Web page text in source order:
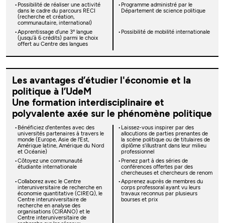
Possibilité de réaliser une activité
dans le cadre du parcours RECI
(recherche et création,
communautaire, international)
Programme administré par le
Département de science politique
Apprentissage d’une 3elangue
(jusqu’à 6 crédits) parmi le choix
offert au Centre des langues
Possibilité de mobilité internationale
Les avantages d’étudier l'économie et la
politique à l’UdeM
Une formation interdisciplinaire et
polyvalente axée sur le phénomène politique
Bénéficiez d'ententes avec des
universités partenaires à travers le
monde (Europe, Asie de l'Est,
Amérique latine, Amérique du Nord
et Océanie)
Laissez-vous inspirer par des
allocutions de parties prenantes de
la scène politique ou de titulaires de
diplôme s'illustrant dans leur milieu
professionnel
Côtoyez une communauté
étudiante internationale
Prenez part à des séries de
conférences offertes par des
chercheuses et chercheurs de renom
Collaborez avec le Centre
interuniversitaire de recherche en
économie quantitative (CIREQ), le
Centre interuniversitaire de
recherche en analyse des
organisations (CIRANO) et le
Centre interuniversitaire de
Apprenez auprès de membres du
corps professoral ayant vu leurs
travaux reconnus par plusieurs
bourses et prix